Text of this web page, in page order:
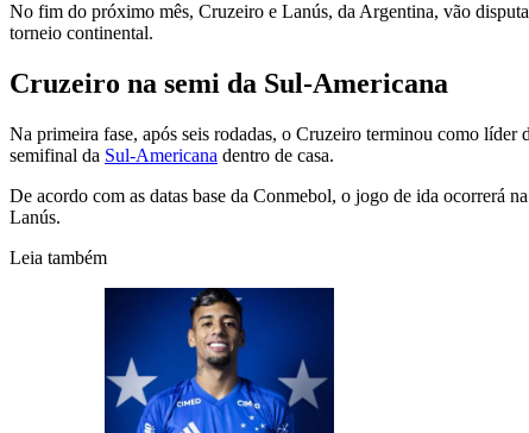
No fim do próximo mês, Cruzeiro e Lanús, da Argentina, vão
torneio continental.
Cruzeiro na semi da Sul-Americana
Na primeira fase, após seis rodadas, o Cruzeiro terminou como
semifinal da Sul-Americana dentro de casa.
De acordo com as datas base da Conmebol, o jogo de ida ocorrerá
Lanús.
Leia também